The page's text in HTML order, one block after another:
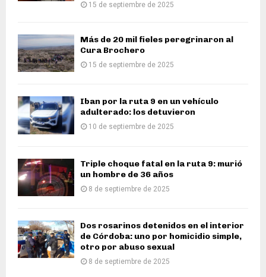
15 de septiembre de 2025
Más de 20 mil fieles peregrinaron al
Cura Brochero
15 de septiembre de 2025
Iban por la ruta 9 en un vehículo
adulterado: los detuvieron
10 de septiembre de 2025
Triple choque fatal en la ruta 9: murió
un hombre de 36 años
8 de septiembre de 2025
Dos rosarinos detenidos en el interior
de Córdoba: uno por homicidio simple,
otro por abuso sexual
8 de septiembre de 2025